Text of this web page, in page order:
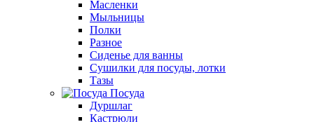
Масленки
Мыльницы
Полки
Разное
Сиденье для ванны
Сушилки для посуды, лотки
Тазы
Посуда
Дуршлаг
Кастрюли